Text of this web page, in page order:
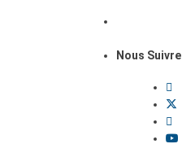
Nous Suivre